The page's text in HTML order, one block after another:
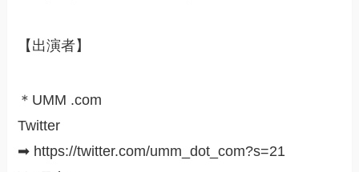
【出演者】
＊UMM .com
Twitter
➡︎ https://twitter.com/umm_dot_com?s=21